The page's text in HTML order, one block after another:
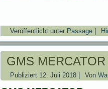
Veröffentlicht unter Passage
GMS MERCATOR
Publiziert 12. Juli 2018 Von